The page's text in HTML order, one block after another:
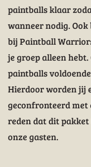
paintballs klaar
wanneer nodig.
bij Paintball
je groep alleen
paintballs
Hierdoor worden jij
geconfronteerd met
reden dat dit
onze gasten.